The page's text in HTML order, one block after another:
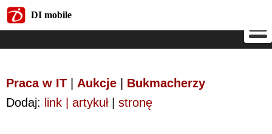
DI mobile
Praca w IT Aukcje
Bukmacherzy
Dodaj: link | artykuł| stronę
DI mobile